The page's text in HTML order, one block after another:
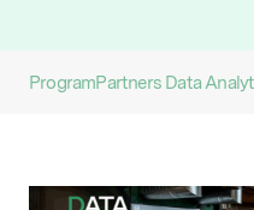
ProgramPartners Data